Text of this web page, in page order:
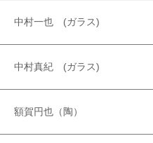
中村一也 (ガラス)
中村真紀 (ガラス)
額賀円也（陶）